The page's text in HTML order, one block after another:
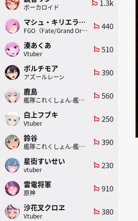
ボーカロイド
emoji_flags 1.3k
マシュ・キリエライト
FGO（Fate/Grand Order）
emoji_flags 440
湊あくあ
Vtuber
emoji_flags 510
ボルチモア
アズールレーン
emoji_flags 390
鹿島
艦隊これくしょん-艦これ-
emoji_flags 560
白上フブキ
Vtuber
emoji_flags 250
鈴谷
艦隊これくしょん-艦これ-
emoji_flags 390
星街すいせい
vtuber
emoji_flags 230
雷電将軍
原神
emoji_flags 910
沙花叉クロヱ
Vtuber
emoji_flags 380